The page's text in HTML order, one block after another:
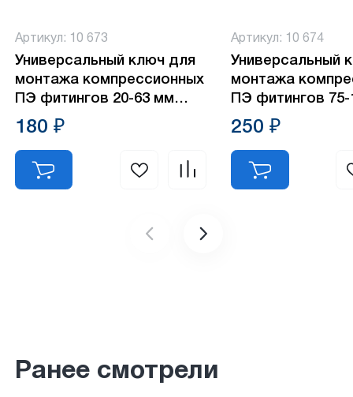
Артикул: 10 673
Универсальный ключ для
монтажа компрессионных
ПЭ фитингов 20-63 мм
Valfex
180 ₽
Артикул: 10 674
Универсальный
монтажа
ПЭ фитингов
Valfex
250 ₽
Ранее смотрели